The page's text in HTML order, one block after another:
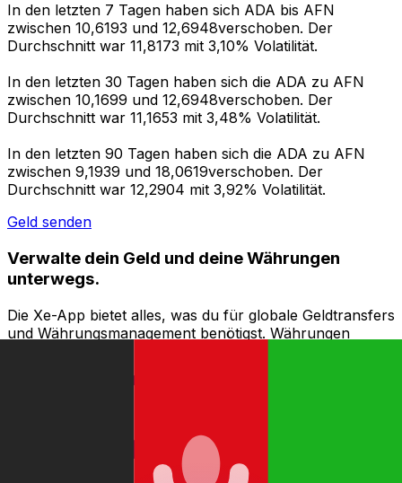
In den letzten 7 Tagen haben sich ADA bis AFN
zwischen 10,6193 und 12,6948verschoben. Der
Durchschnitt war 11,8173 mit 3,10% Volatilität.
In den letzten 30 Tagen haben sich die ADA zu AFN
zwischen 10,1699 und 12,6948verschoben. Der
Durchschnitt war 11,1653 mit 3,48% Volatilität.
In den letzten 90 Tagen haben sich die ADA zu AFN
zwischen 9,1939 und 18,0619verschoben. Der
Durchschnitt war 12,2904 mit 3,92% Volatilität.
Geld senden
Verwalte dein Geld und deine Währungen
unterwegs.
Die Xe-App bietet alles, was du für globale Geldtransfers
und Währungsmanagement benötigst. Währungen
Gebühren. Heute herunterladen!